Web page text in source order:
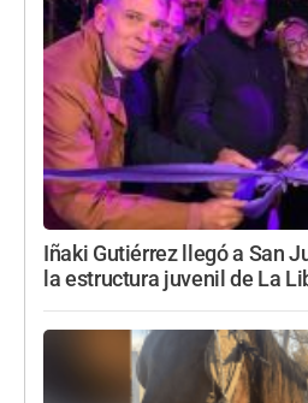
Iñaki Gutiérrez llegó a San
la estructura juvenil de La